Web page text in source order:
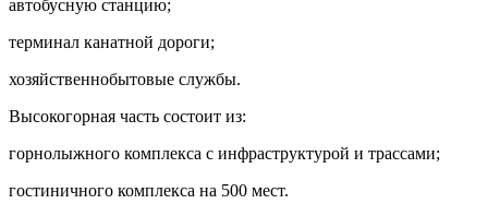
автобусную станцию;
терминал канатной дороги;
хозяйственнобытовые службы.
Высокогорная часть состоит из:
горнолыжного комплекса с инфраструктурой и трассами;
гостиничного комплекса на 500 мест.